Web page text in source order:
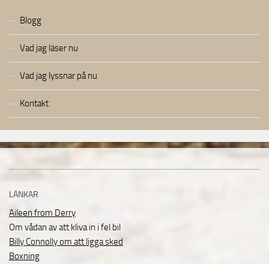
Blogg
Vad jag läser nu
Vad jag lyssnar på nu
Kontakt
LÄNKAR
Aileen from Derry
Om vådan av att kliva in i fel bil
Billy Connolly om att ligga sked
Boxning